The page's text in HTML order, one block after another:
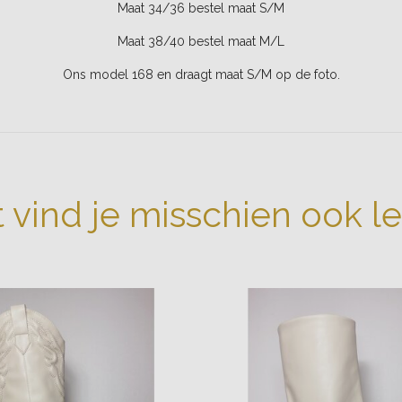
Maat 34/36 bestel maat S/M
Maat 38/40 bestel maat M/L
Ons model 168 en draagt maat S/M op de foto.
vind je misschien ook